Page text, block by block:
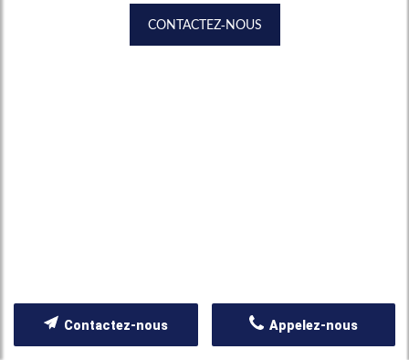
CONTACTEZ-NOUS
Appelez-nous
Contactez-nous